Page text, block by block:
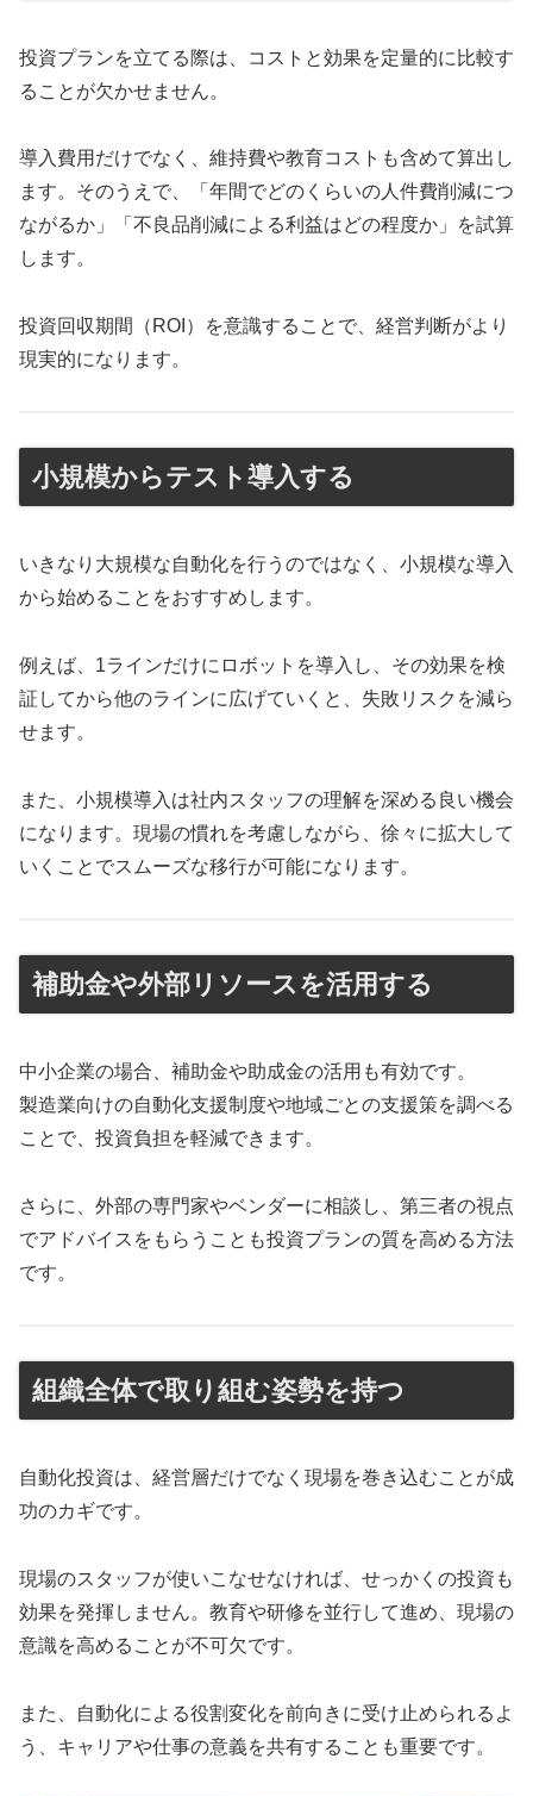
投資プランを立てる際は、コストと効果を定量的に比較す
ることが欠かせません。
導入費用だけでなく、維持費や教育コストも含めて算出し
ます。そのうえで、「年間でどのくらいの人件費削減につ
ながるか」「不良品削減による利益はどの程度か」を試算
します。
投資回収期間（ROI）を意識することで、経営判断がより
現実的になります。
小規模からテスト導入する
いきなり大規模な自動化を行うのではなく、小規模な導入
から始めることをおすすめします。
例えば、1ラインだけにロボットを導入し、その効果を検
証してから他のラインに広げていくと、失敗リスクを減ら
せます。
また、小規模導入は社内スタッフの理解を深める良い機会
になります。現場の慣れを考慮しながら、徐々に拡大して
いくことでスムーズな移行が可能になります。
補助金や外部リソースを活用する
中小企業の場合、補助金や助成金の活用も有効です。
製造業向けの自動化支援制度や地域ごとの支援策を調べる
ことで、投資負担を軽減できます。
さらに、外部の専門家やベンダーに相談し、第三者の視点
でアドバイスをもらうことも投資プランの質を高める方法
です。
組織全体で取り組む姿勢を持つ
自動化投資は、経営層だけでなく現場を巻き込むことが成
功のカギです。
現場のスタッフが使いこなせなければ、せっかくの投資も
効果を発揮しません。教育や研修を並行して進め、現場の
意識を高めることが不可欠です。
また、自動化による役割変化を前向きに受け止められるよ
う、キャリアや仕事の意義を共有することも重要です。